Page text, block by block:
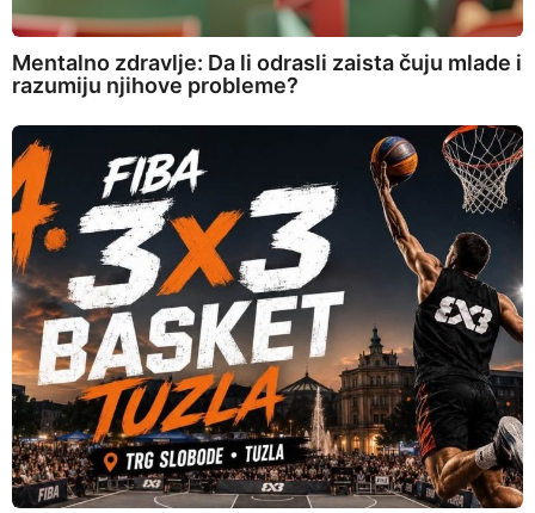
Mentalno zdravlje: Da li odrasli zaista čuju mlade i
razumiju njihove probleme?